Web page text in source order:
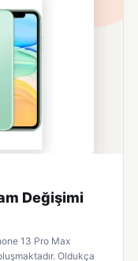
Değişimi
13 Pro Max
Oldukça